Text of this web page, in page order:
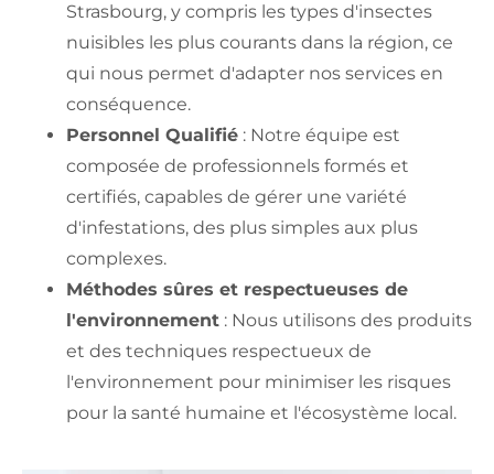
Strasbourg, y compris les types d'insectes
nuisibles les plus courants dans la région, ce
qui nous permet d'adapter nos services en
conséquence.
Personnel Qualifié : Notre équipe est
composée de professionnels formés et
certifiés, capables de gérer une variété
d'infestations, des plus simples aux plus
complexes.
Méthodes sûres et respectueuses de
l'environnement : Nous utilisons des produits
et des techniques respectueux de
l'environnement pour minimiser les risques
pour la santé humaine et l'écosystème local.